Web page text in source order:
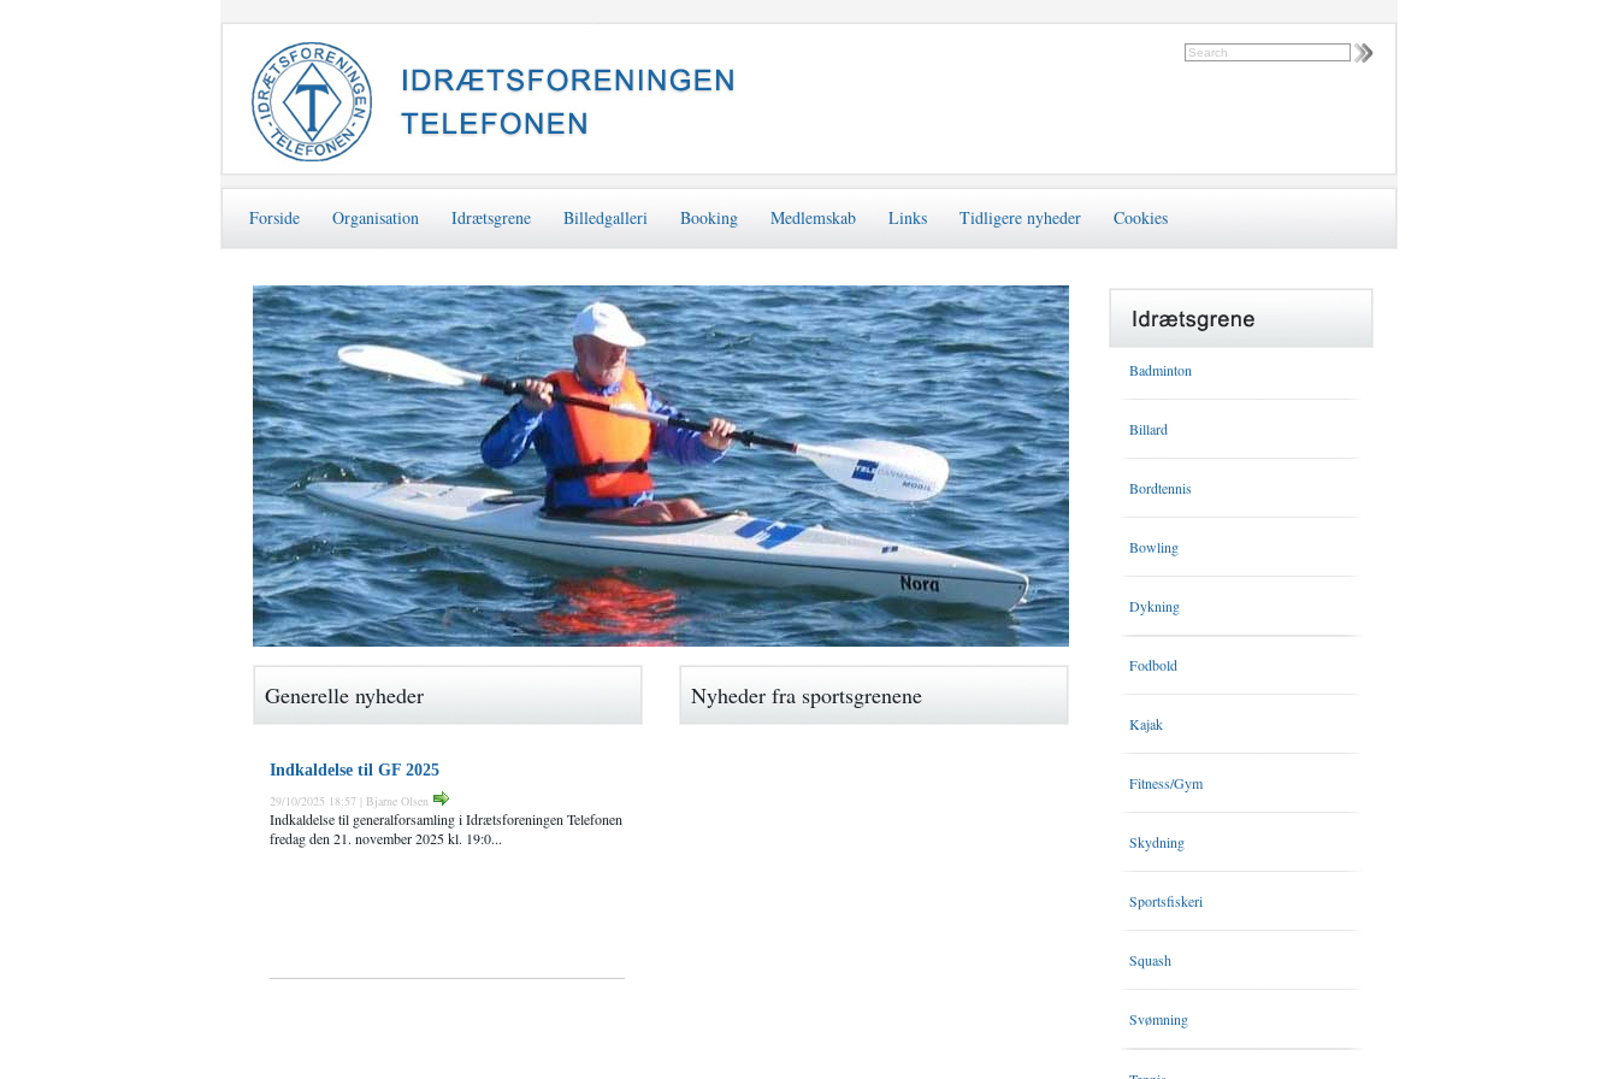
Forside Organisation Idrætsgrene Billedgalleri Booking Medlemskab Links Tidligere nyheder Cookies
Generelle nyheder
Indkaldelse til GF 2025
29/10/2025 18:57 | Bjarne Olsen
Indkaldelse til generalforsamling i Idrætsforeningen Telefonen
fredag den 21. november 2025 kl. 19:0...
Nyheder fra sportsgrenene
Badminton
Billard
Bordtennis
Bowling
Dykning
Fodbold
Kajak
Fitness/Gym
Skydning
Sportsfiskeri
Squash
Svømning